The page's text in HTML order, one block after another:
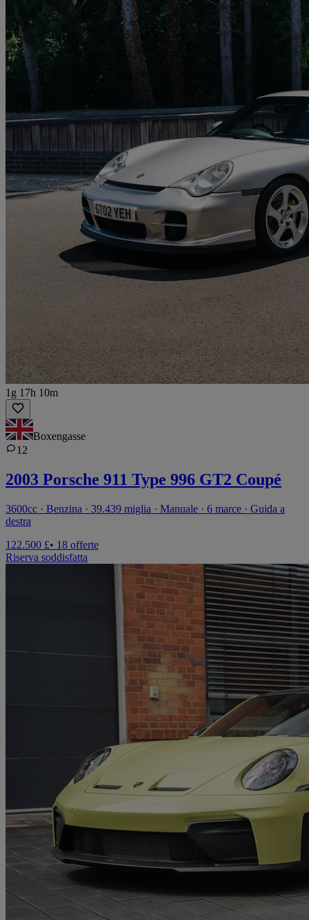
1g 17h 10m
Boxengasse
12
2003 Porsche 911 Type 996 GT2 Coupé
3600cc · Benzina · 39.439 miglia · Manuale · 6 marce · Guida a
destra
122.500 £• 18 offerte
Riserva soddisfatta